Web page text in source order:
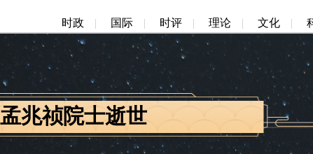
时政 | 国际 | 时评 | 理论 | 文化 |
孟兆祯院士逝世